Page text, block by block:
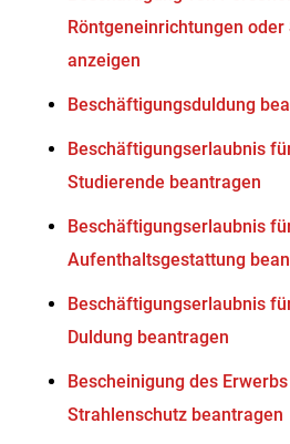
Röntgeneinrichtungen
anzeigen
Beschäftigungsduldung
Beschäftigungserlaubnis
Studierende beantragen
Beschäftigungserlaubnis
Aufenthaltsgestattung
Beschäftigungserlaubnis
Duldung beantragen
Bescheinigung des
Strahlenschutz beantragen